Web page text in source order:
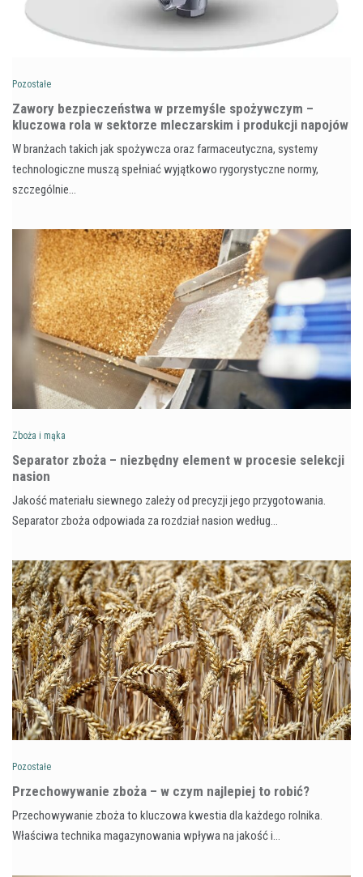
Pozostałe
Zawory bezpieczeństwa w przemyśle spożywczym –
kluczowa rola w sektorze mleczarskim i produkcji napojów
W branżach takich jak spożywcza oraz farmaceutyczna, systemy
technologiczne muszą spełniać wyjątkowo rygorystyczne normy,
szczególnie…
Zboża i mąka
Separator zboża – niezbędny element w procesie selekcji
nasion
Jakość materiału siewnego zależy od precyzji jego przygotowania.
Separator zboża odpowiada za rozdział nasion według…
Pozostałe
Przechowywanie zboża – w czym najlepiej to robić?
Przechowywanie zboża to kluczowa kwestia dla każdego rolnika.
Właściwa technika magazynowania wpływa na jakość i…